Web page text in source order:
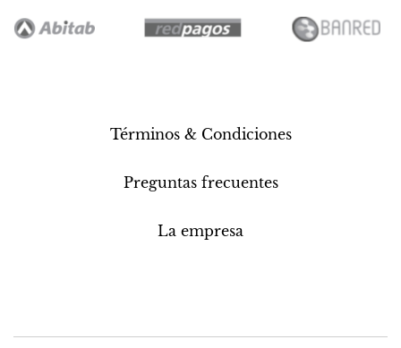
Términos & Condiciones
Preguntas frecuentes
La empresa